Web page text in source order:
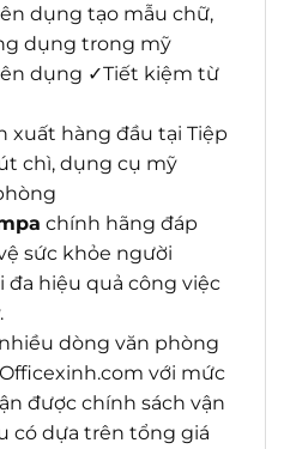
dụng tạo mẫu chữ,
dụng trong mỹ
dụng ✓Tiết kiệm từ
xuất hàng đầu tại Tiệp
chì, dụng cụ mỹ
chính hãng đáp
sức khỏe người
đa hiệu quả công việc
dòng văn phòng
với mức
được chính sách vận
có dựa trên tổng giá